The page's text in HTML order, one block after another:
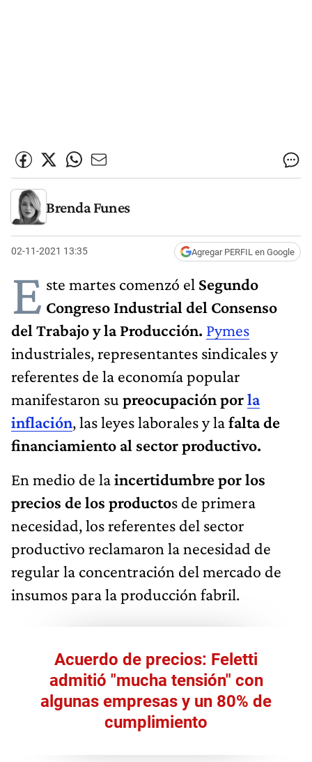
Brenda Funes
02-11-2021 13:35 Agregar PERFIL en Google
E ste martes comenzó el Segundo
Congreso Industrial del Consenso
del Trabajo y la Producción. Pymes
industriales, representantes sindicales y
referentes de la economía popular
manifestaron su preocupación porla
inflación, las leyes laborales y lafalta de
financiamiento al sector productivo.
En medio de laincertidumbre por los
precios de los productos de primera
necesidad, los referentes del sector
productivo reclamaron la necesidad de
regular la concentración del mercado de
insumos para la producción fabril.
Acuerdo de precios: Feletti
admitió "mucha tensión" con
algunas empresas y un 80% de
cumplimiento